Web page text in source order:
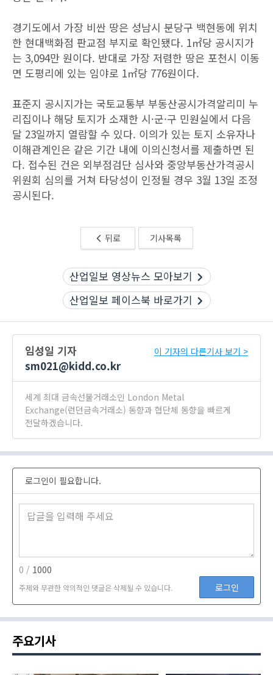
경기도에서 가장 비싼 땅은 성남시 분당구 백현동에 위치
한 현대백화점 판교점 부지로 확인됐다. 1㎡당 공시지가
는 3,094만 원이다. 반대로 가장 저렴한 땅은 포천시 이동
면 도평리에 있는 임야로 1㎡당 776원이다.
표준지 공시지가는 국토교통부 부동산공시가격알리미 누
리집이나 해당 토지가 소재한 시·군·구 민원실에서 다음
달 23일까지 열람할 수 있다. 이의가 있는 토지 소유자나
이해관계인은 같은 기간 내에 이의신청서를 제출하면 된
다. 접수된 건은 외부점검단 심사와 중앙부동산가격공시
위원회 심의를 거쳐 타당성이 인정될 경우 3월 13일 조정
공시된다.
뒤로 기사목록
산업일보 영상뉴스 모아보기
산업일보 페이스북 바로가기
임성일 기자
sm021@kidd.co.kr
이 기자의 다른기사 보기 >
세계 최대 금속선물거래소인 London Metal
Exchange(런던금속거래소) 동향과 협단체 동향을 빠르게
전달하겠습니다.
로그인이 필요합니다.
0 / 1000
주제와 무관한 악의적인 댓글은 삭제될 수 있습니다. 로그인
주요기사